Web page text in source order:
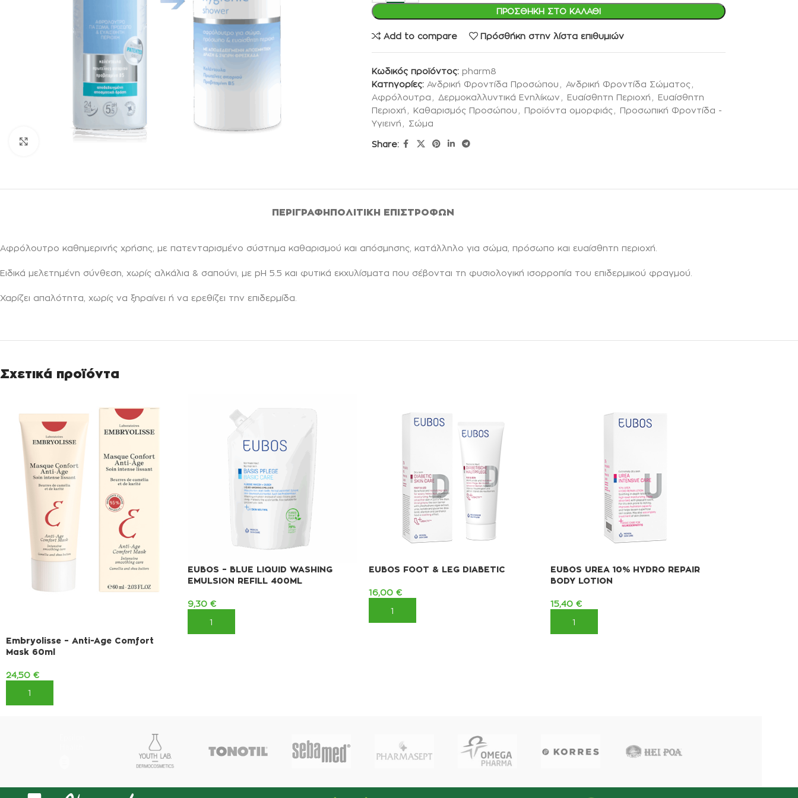
Κλικ για μεγέθυνση
ΠΡΟΣΘΉΚΗ ΣΤΟ ΚΑΛΆΘΙ
Add to compare Πρόσθήκη στην λίστα επιθυμιών
Κωδικός προϊόντος: pharm8
Κατηγορίες: Ανδρική Φροντίδα Προσώπου , Ανδρική Φροντίδα Σώματος ,
Αφρόλουτρα , Δερμοκαλλυντικά Ενηλίκων , Ευαίσθητη Περιοχή , Ευαίσθητη
Περιοχή , Καθαρισμός Προσώπου , Προϊόντα ομορφιάς , Προσωπική Φροντίδα -
Υγιεινή , Σώμα
Share:
ΠΕΡΙΓΡΑΦΉΠΟΛΙΤΙΚΉ ΕΠΙΣΤΡΟΦΏΝ
Αφρόλουτρο καθημερινής χρήσης, με πατενταρισμένο σύστημα καθαρισμού και απόσμησης, κατάλληλο για σώμα, πρόσωπο και ευαίσθητη περιοχή.
Ειδικά μελετημένη σύνθεση, χωρίς αλκάλια & σαπούνι, με pH 5.5 και φυτικά εκχυλίσματα που σέβονται τη φυσιολογική ισορροπία του επιδερμικού φραγμού.
Χαρίζει απαλότητα, χωρίς να ξηραίνει ή να ερεθίζει την επιδερμίδα.
Σχετικά προϊόντα
Embryolisse – Anti-Age Comfort
Mask 60ml
24,50 €
ΠΡΟΣΘΉΚΗ ΣΤΟ ΚΑΛΆΘΙ
EUBOS – BLUE LIQUID WASHING
EMULSION REFILL 400ML
9,30 €
ΠΡΟΣΘΉΚΗ ΣΤΟ ΚΑΛΆΘΙ
EUBOS FOOT & LEG DIABETIC
16,00 €
ΠΡΟΣΘΉΚΗ ΣΤΟ ΚΑΛΆΘΙ
EUBOS UREA 10% HYDRO REPAIR
BODY LOTION
15,40 €
ΠΡΟΣΘΉΚΗ ΣΤΟ ΚΑΛΆΘΙ